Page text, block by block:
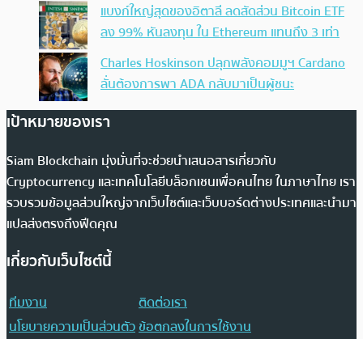
แบงก์ใหญ่สุดของอิตาลี ลดสัดส่วน Bitcoin ETF
ลง 99% หันลงทุน ใน Ethereum แทนถึง 3 เท่า
Charles Hoskinson ปลุกพลังคอมมูฯ Cardano
ลั่นต้องการพา ADA กลับมาเป็นผู้ชนะ
เป้าหมายของเรา
Siam Blockchain มุ่งมั่นที่จะช่วยนำเสนอสารเกี่ยวกับ
Cryptocurrency และเทคโนโลยีบล็อกเชนเพื่อคนไทย ในภาษาไทย เรา
รวบรวมข้อมูลส่วนใหญ่จากเว็บไซต์และเว็บบอร์ดต่างประเทศและนำมา
แปลส่งตรงถึงฟีดคุณ
เกี่ยวกับเว็บไซต์นี้
ทีมงาน
ติดต่อเรา
นโยบายความเป็นส่วนตัวข้อตกลงในการใช้งาน